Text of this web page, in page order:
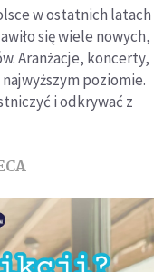
w ostatnich latach
się wiele nowych,
Aranżacje, koncerty,
poziomie.
i odkrywać z